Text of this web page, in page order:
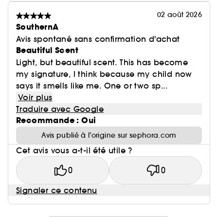
02 août 2026
SouthernA
Avis spontané sans confirmation d'achat
Beautiful Scent
Light, but beautiful scent. This has become
my signature, I think because my child now
says it smells like me. One or two sp...
Voir plus
Traduire avec Google
Recommande : Oui
Avis publié à l’origine sur sephora.com
Cet avis vous a-t-il été utile ?
0 0
Signaler ce contenu